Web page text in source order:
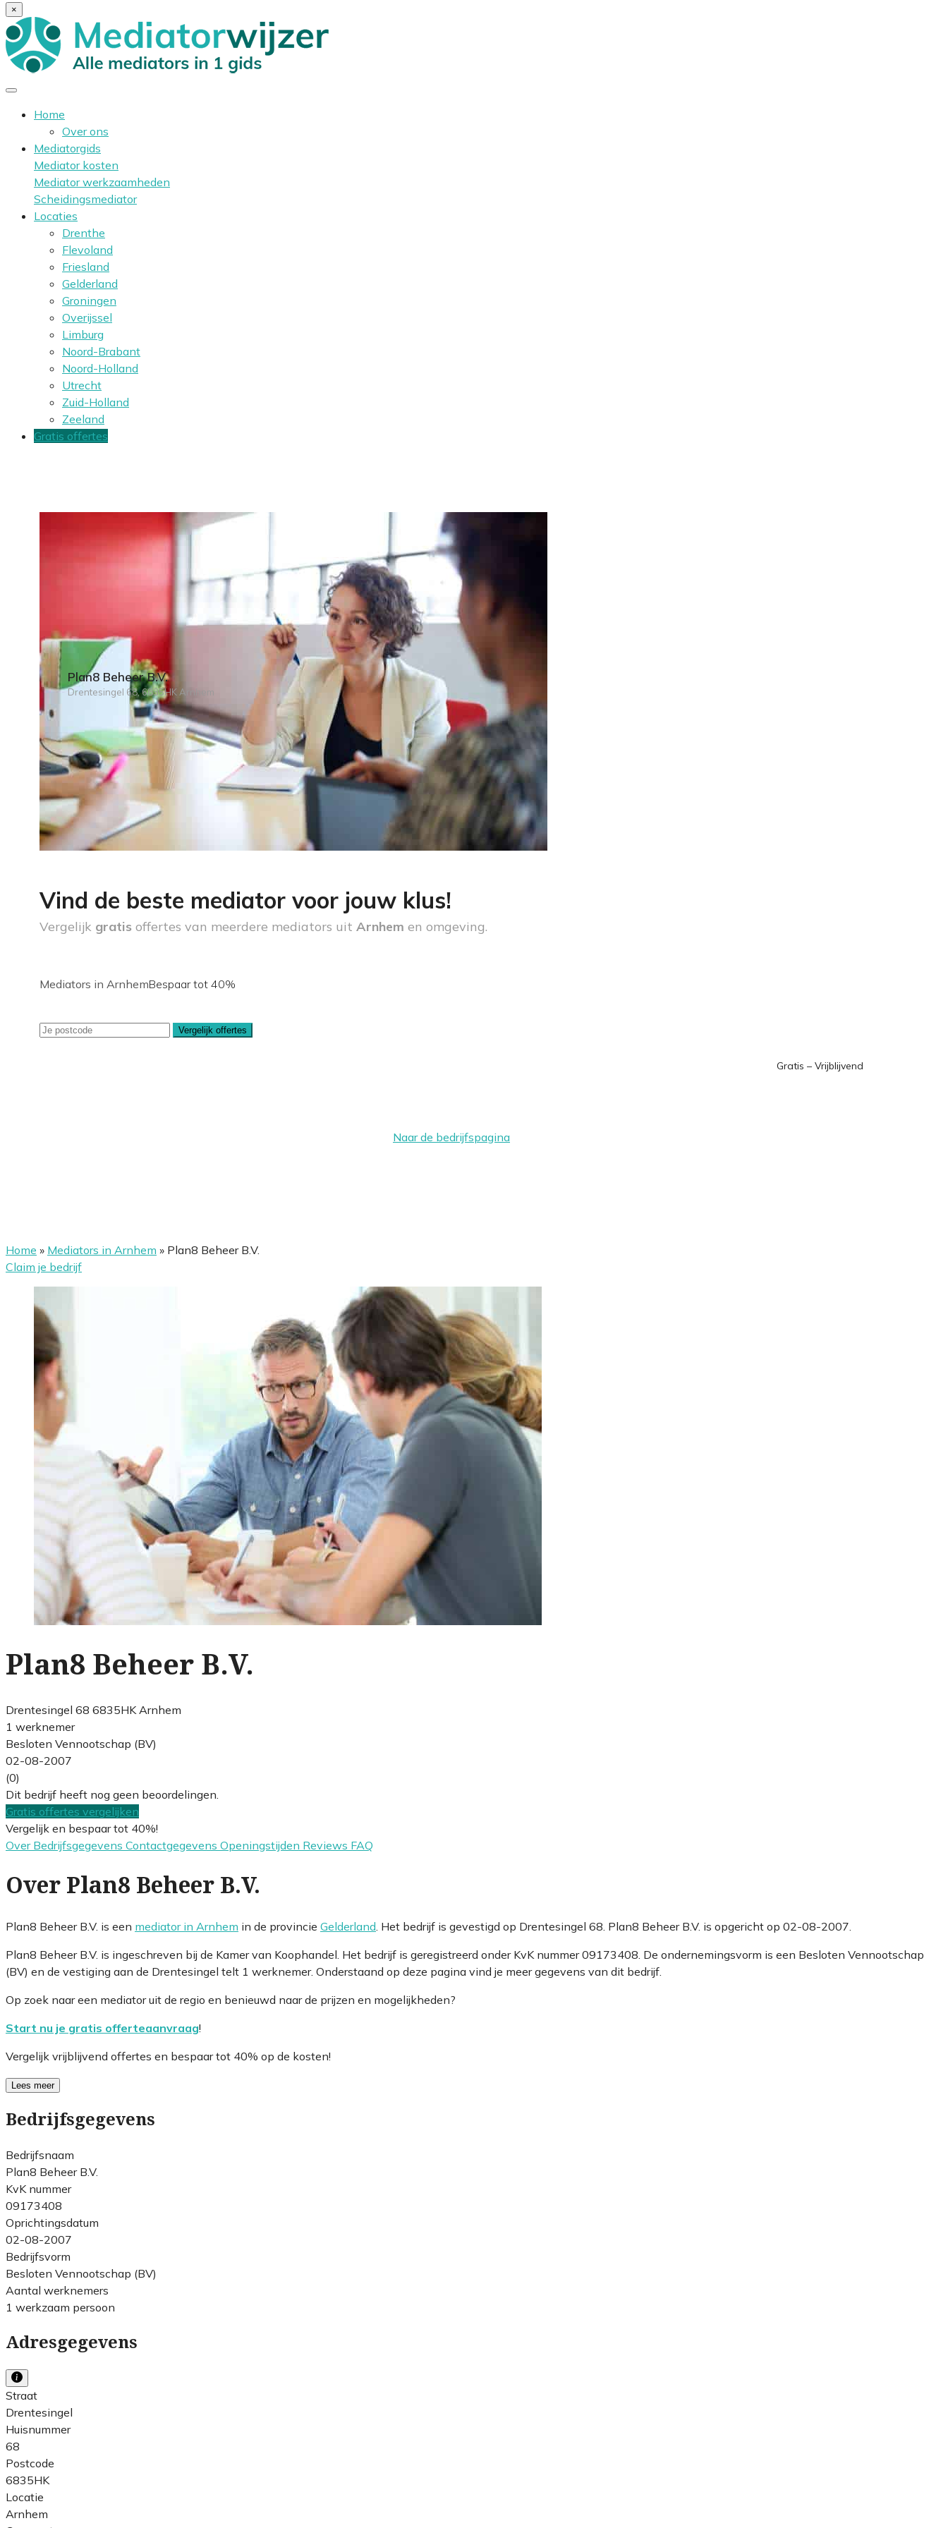
×
Home
Over ons
Mediatorgids
Mediator kosten
Mediator werkzaamheden
Scheidingsmediator
Locaties
Drenthe
Flevoland
Friesland
Gelderland
Groningen
Overijssel
Limburg
Noord-Brabant
Noord-Holland
Utrecht
Zuid-Holland
Zeeland
Gratis offertes
Plan8 Beheer B.V.
Drentesingel 68, 6835HK Arnhem
Vind de beste mediator voor jouw klus!
Vergelijk gratis offertes van meerdere mediators uit Arnhem en omgeving.
Mediators in ArnhemBespaar tot 40%
Vergelijk offertes
Gratis – Vrijblijvend
Naar de bedrijfspagina
Home » Mediators in Arnhem » Plan8 Beheer B.V.
Claim je bedrijf
Plan8 Beheer B.V.
Drentesingel 68 6835HK Arnhem
1 werknemer
Besloten Vennootschap (BV)
02-08-2007
(0)
Dit bedrijf heeft nog geen beoordelingen.
Gratis offertes vergelijken
Vergelijk en bespaar tot 40%!
Over Bedrijfsgegevens Contactgegevens Openingstijden Reviews FAQ
Over Plan8 Beheer B.V.
Plan8 Beheer B.V. is een mediator in Arnhem in de provincie Gelderland . Het bedrijf is gevestigd op Drentesingel 68. Plan8 Beheer B.V. is opgericht op 02-08-2007.
Plan8 Beheer B.V. is ingeschreven bij de Kamer van Koophandel. Het bedrijf is geregistreerd onder KvK nummer 09173408. De ondernemingsvorm is een Besloten Vennootschap
(BV) en de vestiging aan de Drentesingel telt 1 werknemer. Onderstaand op deze pagina vind je meer gegevens van dit bedrijf.
Op zoek naar een mediator uit de regio en benieuwd naar de prijzen en mogelijkheden?
Start nu je gratis offerteaanvraag!
Vergelijk vrijblijvend offertes en bespaar tot 40% op de kosten!
Lees meer
Bedrijfsgegevens
Bedrijfsnaam
Plan8 Beheer B.V.
KvK nummer
09173408
Oprichtingsdatum
02-08-2007
Bedrijfsvorm
Besloten Vennootschap (BV)
Aantal werknemers
1 werkzaam persoon
Adresgegevens
Straat
Drentesingel
Huisnummer
68
Postcode
6835HK
Locatie
Arnhem